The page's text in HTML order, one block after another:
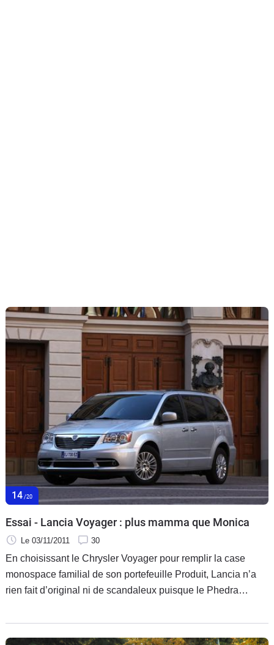
14 /20
Essai - Lancia Voyager : plus mamma que Monica
Le 03/11/2011 30
En choisissant le Chrysler Voyager pour remplir la case
monospace familial de son portefeuille Produit, Lancia n’a
rien fait d’original ni de scandaleux puisque le Phedra
Toutefois, contrairement à la Thema, c’est sans hypocrisie
patronymique que cet immense voyageur venu d'ailleurs